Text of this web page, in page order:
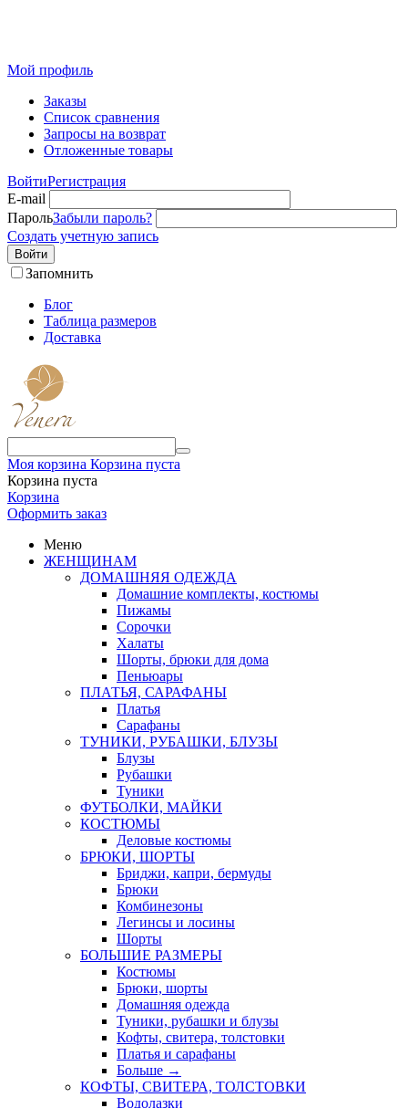
Мой профиль
Заказы
Список сравнения
Запросы на возврат
Отложенные товары
ВойтиРегистрация
E-mail
ПарольЗабыли пароль?
Создать учетную запись
Войти
Запомнить
Блог
Таблица размеров
Доставка
Моя корзина Корзина пуста
Корзина пуста
Корзина
Оформить заказ
Меню
ЖЕНЩИНАМ
ДОМАШНЯЯ ОДЕЖДА
Домашние комплекты, костюмы
Пижамы
Сорочки
Халаты
Шорты, брюки для дома
Пеньюары
ПЛАТЬЯ, САРАФАНЫ
Платья
Сарафаны
ТУНИКИ, РУБАШКИ, БЛУЗЫ
Блузы
Рубашки
Туники
ФУТБОЛКИ, МАЙКИ
КОСТЮМЫ
Деловые костюмы
БРЮКИ, ШОРТЫ
Бриджи, капри, бермуды
Брюки
Комбинезоны
Легинсы и лосины
Шорты
БОЛЬШИЕ РАЗМЕРЫ
Костюмы
Брюки, шорты
Домашняя одежда
Туники, рубашки и блузы
Кофты, свитера, толстовки
Платья и сарафаны
Больше →
КОФТЫ, СВИТЕРА, ТОЛСТОВКИ
Водолазки